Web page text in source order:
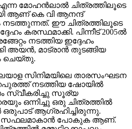
മോഹൻലാൽ ചിത്രത്തിലൂടെ
ആണ് കെ വി ആനന്ദ്
നടത്തുന്നത്. ഈ ചിത്രത്തിലൂടെ
കരസ്ഥമാക്കി. പിന്നീട്‌ 2005ൽ
നടത്തിയ ഇദ്ദേഹം
അയൻ, മാട്രാൻ തുടങ്ങിയ
ചെയ്തു.
സിനിമയിലെ താരസംഘടന
നടത്തിയ ഷോയിൽ
സ്വീകരിച്ചു സൂര്യ
ഒന്നിച്ചു ഒരു ചിത്രത്തിൽ
ആഗ്രഹിച്ചിരുന്നു.
സഫലമാകാൻ പോകുക ആണ്.